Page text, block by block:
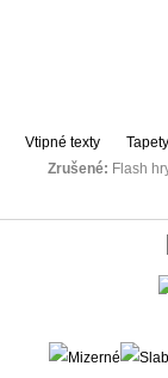
Vtipné texty
Zrušené: Flash